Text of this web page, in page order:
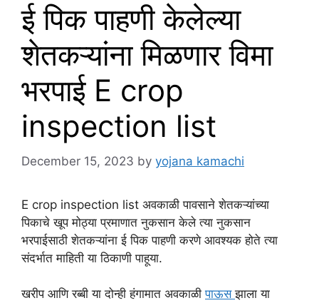
ई पिक पाहणी केलेल्या
शेतकऱ्यांना मिळणार विमा
भरपाई E crop
inspection list
December 15, 2023 by yojana kamachi
E crop inspection list अवकाळी पावसाने शेतकऱ्यांच्या
पिकाचे खूप मोठ्या प्रमाणात नुकसान केले त्या नुकसान
भरपाईसाठी शेतकऱ्यांना ई पिक पाहणी करणे आवश्यक होते त्या
संदर्भात माहिती या ठिकाणी पाहूया.
खरीप आणि रब्बी या दोन्ही हंगामात अवकाळीपाऊसझाला या